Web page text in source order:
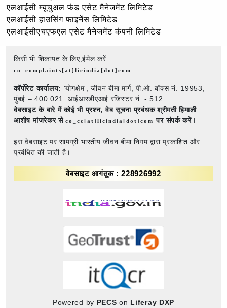
एलआईसी म्यूचुअल फंड एसेट मैनेजमेंट लिमिटेड
एलआईसी हाउसिंग फाइनेंस लिमिटेड
एलआईसीएचएफएल एसेट मैनेजमेंट कंपनी लिमिटेड
किसी भी शिकायत के लिए,ईमेल करें:
co_complaints[at]licindia[dot]com
कॉर्पोरेट कार्यालय: 'योगक्षेम', जीवन बीमा मार्ग, पी.ओ. बॉक्स नं. 19953,
मुंबई – 400 021. आईआरडीएआई रजिस्टर नं. - 512
वेबसाइट के बारे में कोई भी प्रश्न, वेब सूचना प्रबंधक श्रीमती हिमाली
आशीष मांजरेकर सेco_cc[at]licindia[dot]comपर संपर्क करें।
इस वेबसाइट पर सामग्री भारतीय जीवन बीमा निगम द्वारा प्रकाशित और
प्रबंधित की जाती है।
वेबसाइट आगंतुक : 228926992
Powered by PECS on Liferay DXP